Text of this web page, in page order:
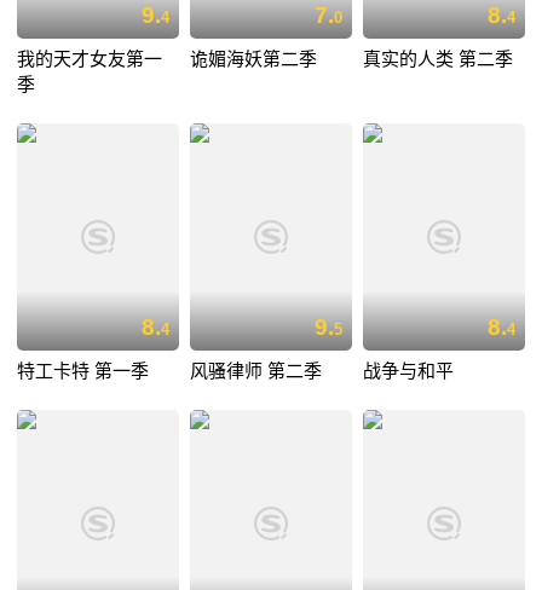
9.4
我的天才女友第一
季
7.0
诡媚海妖第二季
8.4
真实的人类 第二季
8.4
特工卡特 第一季
9.5
风骚律师 第二季
8.4
战争与和平